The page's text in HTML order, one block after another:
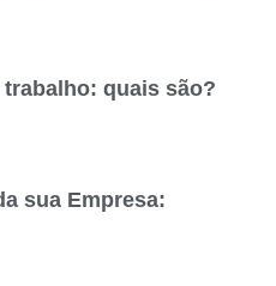
quais são?
sua Empresa: